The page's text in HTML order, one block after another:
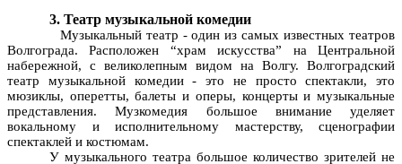
3. Театр музыкальной комедии
Музыкальный театр - один из самых известных театров
Волгограда. Расположен “храм искусства” на Центральной
набережной, с великолепным видом на Волгу. Волгоградский
театр музыкальной комедии - это не просто спектакли, это
мюзиклы, оперетты, балеты и оперы, концерты и музыкальные
представления. Музкомедия большое внимание уделяет
вокальному и исполнительному мастерству, сценографии
спектаклей и костюмам.
У музыкального театра большое количество зрителей не